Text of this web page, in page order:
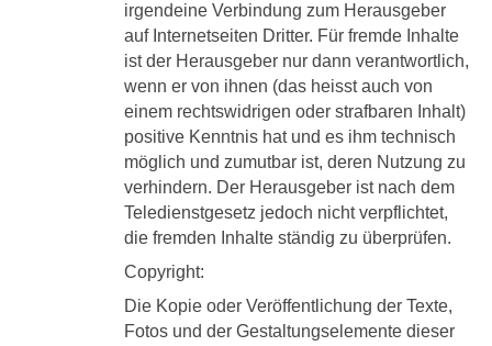
irgendeine Verbindung zum Herausgeber
auf Internetseiten Dritter. Für fremde Inhalte
ist der Herausgeber nur dann verantwortlich,
wenn er von ihnen (das heisst auch von
einem rechtswidrigen oder strafbaren Inhalt)
positive Kenntnis hat und es ihm technisch
möglich und zumutbar ist, deren Nutzung zu
verhindern. Der Herausgeber ist nach dem
Teledienstgesetz jedoch nicht verpflichtet,
die fremden Inhalte ständig zu überprüfen.
Copyright:
Die Kopie oder Veröffentlichung der Texte,
Fotos und der Gestaltungselemente dieser